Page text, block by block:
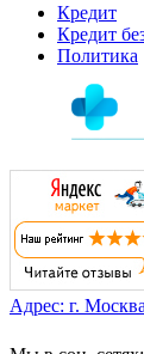
Кредит
Кредит
Политика
Адрес: г.